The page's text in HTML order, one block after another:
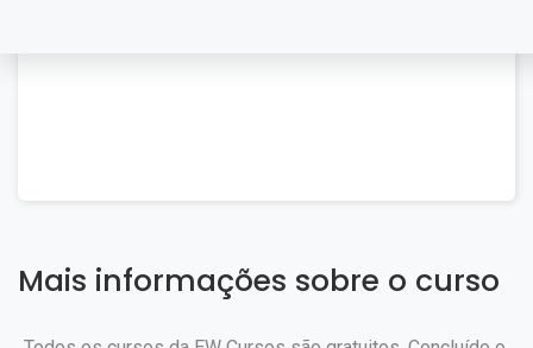
Mais informações sobre o curso